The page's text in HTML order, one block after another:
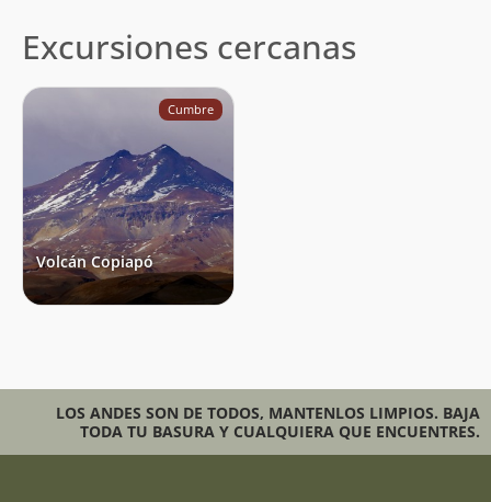
Excursiones cercanas
Cumbre
Volcán Copiapó
LOS ANDES SON DE TODOS, MANTENLOS LIMPIOS. BAJA
TODA TU BASURA Y CUALQUIERA QUE ENCUENTRES.